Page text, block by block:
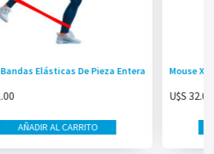
Elásticas De Pieza Entera
AÑADIR AL CARRITO
Mouse
U$S 32.00